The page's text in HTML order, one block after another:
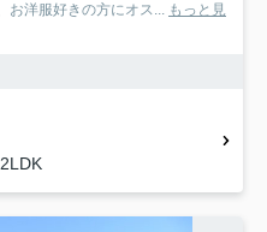
お洋服好きの方にオス... もっと見